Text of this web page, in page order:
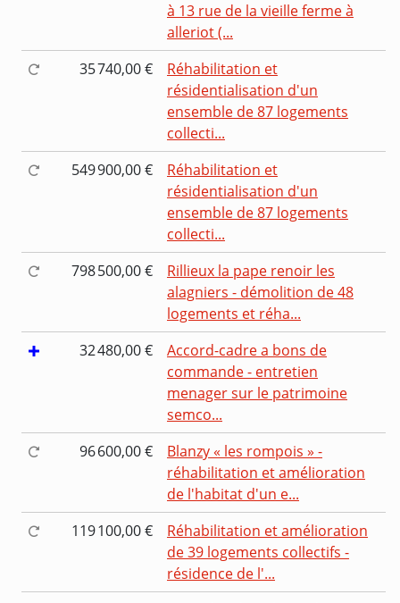
à 13 rue de la vieille ferme à
alleriot (...
35 740,00 €
Réhabilitation et
résidentialisation d'un
ensemble de 87 logements
collecti...
549 900,00 €
Réhabilitation et
résidentialisation d'un
ensemble de 87 logements
collecti...
798 500,00 €
Rillieux la pape renoir les
alagniers - démolition de 48
logements et réha...
32 480,00 €
Accord-cadre a bons de
commande - entretien
menager sur le patrimoine
semco...
96 600,00 €
Blanzy « les rompois » -
réhabilitation et amélioration
de l'habitat d'un e...
119 100,00 €
Réhabilitation et amélioration
de 39 logements collectifs -
résidence de l'...